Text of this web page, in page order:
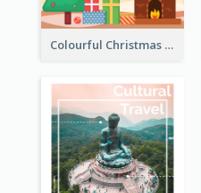
Colourful Christmas Sale Flyer With Decorations